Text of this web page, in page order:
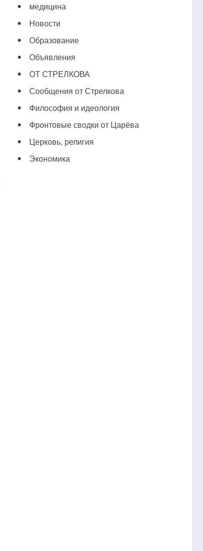
медицина
Новости
Образование
Объявления
ОТ СТРЕЛКОВА
Сообщения от Стрелкова
Философия и идеология
Фронтовые сводки от Царёва
Церковь, религия
Экономика